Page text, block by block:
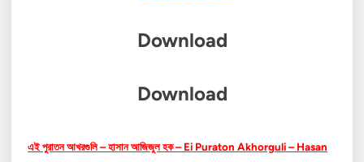
Download
Download
এই পুরাতন আখরগুলি – হাসান আজিজুল হক – Ei Puraton Akhorguli – Hasan